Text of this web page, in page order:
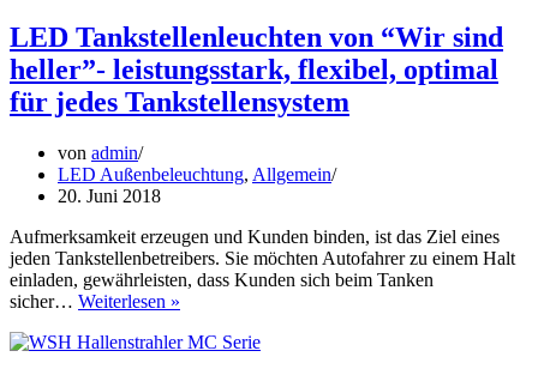
vorhandener
Leuchten
richtig
umgesetzt
LED Tankstellenleuchten von “Wir sind
heller”- leistungsstark, flexibel, optimal
für jedes Tankstellensystem
von admin
LED Außenbeleuchtung, Allgemein
20. Juni 2018
Aufmerksamkeit erzeugen und Kunden binden, ist das Ziel eines
jeden Tankstellenbetreibers. Sie möchten Autofahrer zu einem Halt
einladen, gewährleisten, dass Kunden sich beim Tanken
sicher… Weiterlesen »
von